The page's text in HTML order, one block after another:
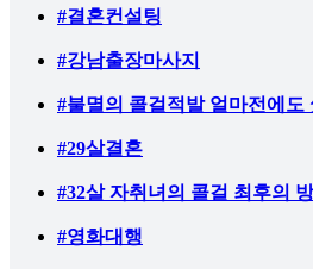
#결혼컨설팅
#강남출장마사지
#불멸의 콜걸적발 얼마전에도
#29살결혼
#32살 자취녀의 콜걸 최후의
#영화대행